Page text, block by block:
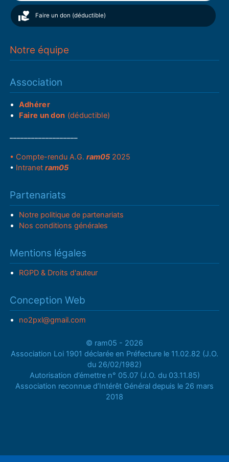
Faire un don (déductible)
Notre équipe
Association
Adhérer
Faire un don (déductible)
• Compte-rendu A.G.ram05 2025
• Intranetram05
Partenariats
Notre politique de partenariats
Nos conditions générales
Mentions légales
RGPD & Droits d'auteur
Conception Web
no2pxl@gmail.com
© ram05 - 2026
Association Loi 1901 déclarée en Préfecture le 11.02.82 (J.O.
du 26/02/1982)
Autorisation d’émettre n° 05.07 (J.O. du 03.11.85)
Association reconnue d’Intérêt Général depuis le 26 mars
2018